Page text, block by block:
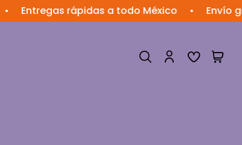
rápidas a todo México • Envío gratis